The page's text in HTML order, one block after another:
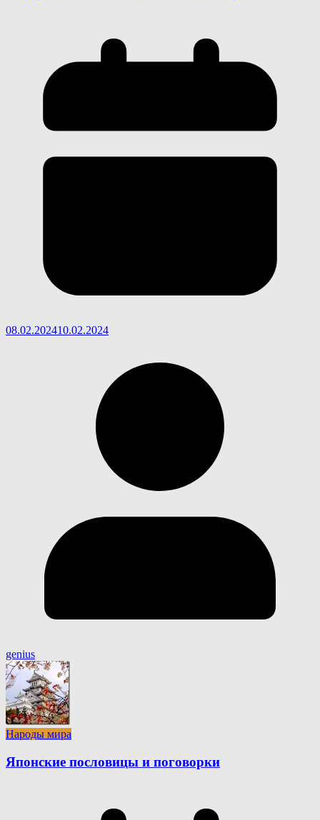
08.02.202410.02.2024
genius
Народы мира
Японские пословицы и поговорки